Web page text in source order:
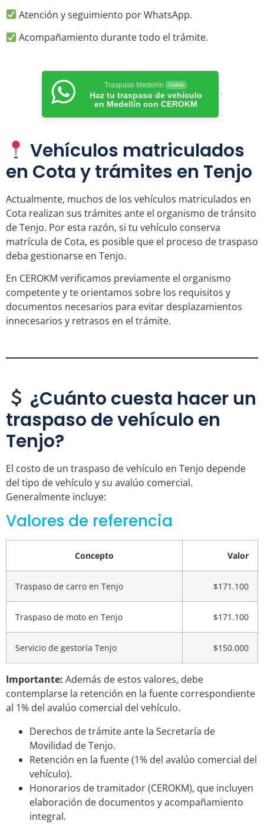
Atención y seguimiento por WhatsApp.
Acompañamiento durante todo el trámite.
Traspaso Medellín Online
Haz tu traspaso de vehículo
en Medellín con CEROKM
Vehículos matriculados
en Cota y trámites en Tenjo
Actualmente, muchos de los vehículos matriculados en
Cota realizan sus trámites ante el organismo de tránsito
de Tenjo. Por esta razón, si tu vehículo conserva
matrícula de Cota, es posible que el proceso de traspaso
deba gestionarse en Tenjo.
En CEROKM verificamos previamente el organismo
competente y te orientamos sobre los requisitos y
documentos necesarios para evitar desplazamientos
innecesarios y retrasos en el trámite.
¿Cuánto cuesta hacer un
traspaso de vehículo en
Tenjo?
El costo de un traspaso de vehículo en Tenjo depende
del tipo de vehículo y su avalúo comercial.
Generalmente incluye:
Valores de referencia
Concepto Valor
Traspaso de carro en Tenjo $171.100
Traspaso de moto en Tenjo $171.100
Servicio de gestoría Tenjo $150.000
Importante: Además de estos valores, debe
contemplarse la retención en la fuente correspondiente
al 1% del avalúo comercial del vehículo.
Derechos de trámite ante la Secretaría de
Movilidad de Tenjo.
Retención en la fuente (1% del avalúo comercial del
vehículo).
Honorarios de tramitador (CEROKM), que incluyen
elaboración de documentos y acompañamiento
integral.